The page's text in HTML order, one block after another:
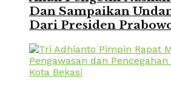
Dan Sampaikan
Dari Presiden